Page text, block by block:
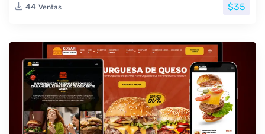
44 Ventas $35